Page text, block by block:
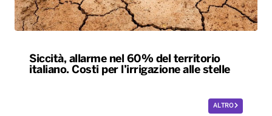
Siccità, allarme nel 60% del territorio
italiano. Costi per l’irrigazione alle stelle
ALTRO